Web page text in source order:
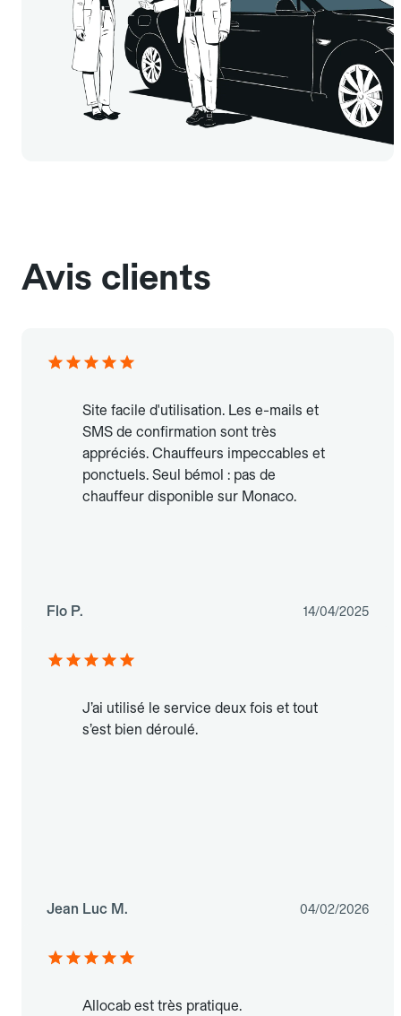
Avis clients
Site facile d'utilisation. Les e-mails et
SMS de confirmation sont très
appréciés. Chauffeurs impeccables et
ponctuels. Seul bémol : pas de
chauffeur disponible sur Monaco.
Flo P. 14/04/2025
J’ai utilisé le service deux fois et tout
s’est bien déroulé.
Jean Luc M. 04/02/2026
Allocab est très pratique.